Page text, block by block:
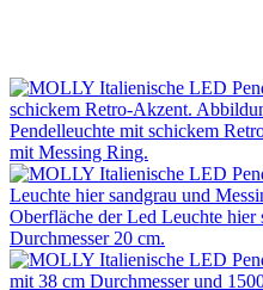
Pendelleuchte mit schickem
mit Messing Ring.
Oberfläche der Led Leuchte hier
Durchmesser 20 cm.